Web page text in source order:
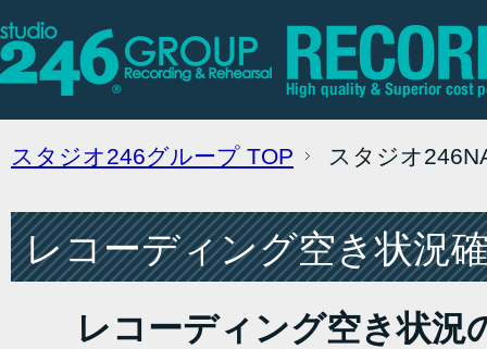
スタジオ246グループ TOP スタジオ
レコーディング空き状況
レコーディング空き状況